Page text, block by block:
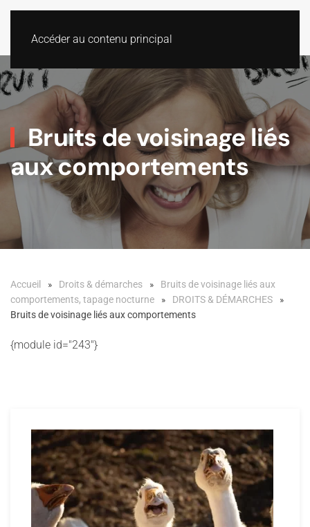
Accéder au contenu principal
Bruits de voisinage liés
aux comportements
Accueil Droits & démarches
Bruits de voisinage liés aux
comportements, tapage nocturne
DROITS & DÉMARCHES
Bruits de voisinage liés aux comportements
{module id="243"}